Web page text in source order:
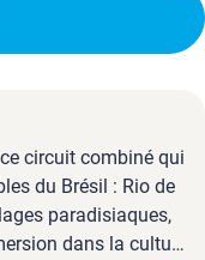
circuit combiné qui
du Brésil : Rio de
paradisiaques,
dans la culture